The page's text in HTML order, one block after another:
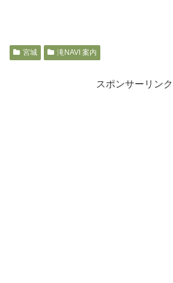
宮城 滝NAVI 案内
スポンサーリンク